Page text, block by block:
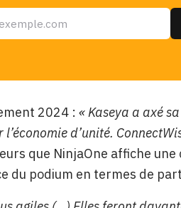
2024 : « Kaseya a axé
d’unité.
que NinjaOne affiche une
du podium en termes de